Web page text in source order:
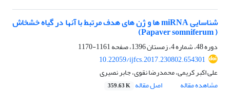
شناسایی miRNA ها و ژن های هدف مرتبط با آنها در گیاه خشخاش
( Papaver somniferum)
دوره 48، شماره 4، زمستان 1396، صفحه
1161-1170
10.22059/ijfcs.2017.230802.654301
علی اکبر کریمی، محمدرضا نقوی، جابر نصیری
مشاهده مقاله
اصل مقاله 359.63 K